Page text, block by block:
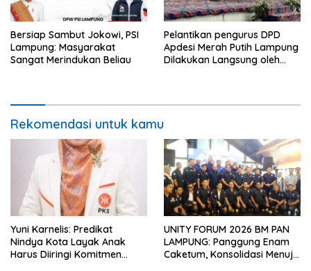
Bersiap Sambut Jokowi, PSI
Lampung: Masyarakat
Sangat Merindukan Beliau
Pelantikan pengurus DPD
Apdesi Merah Putih Lampung
Dilakukan Langsung oleh
Rekomendasi untuk kamu
Yuni Karnelis: Predikat
Nindya Kota Layak Anak
Harus Diiringi Komitmen
UNITY FORUM 2026 BM PAN
LAMPUNG: Panggung Enam
Caketum, Konsolidasi Menuju